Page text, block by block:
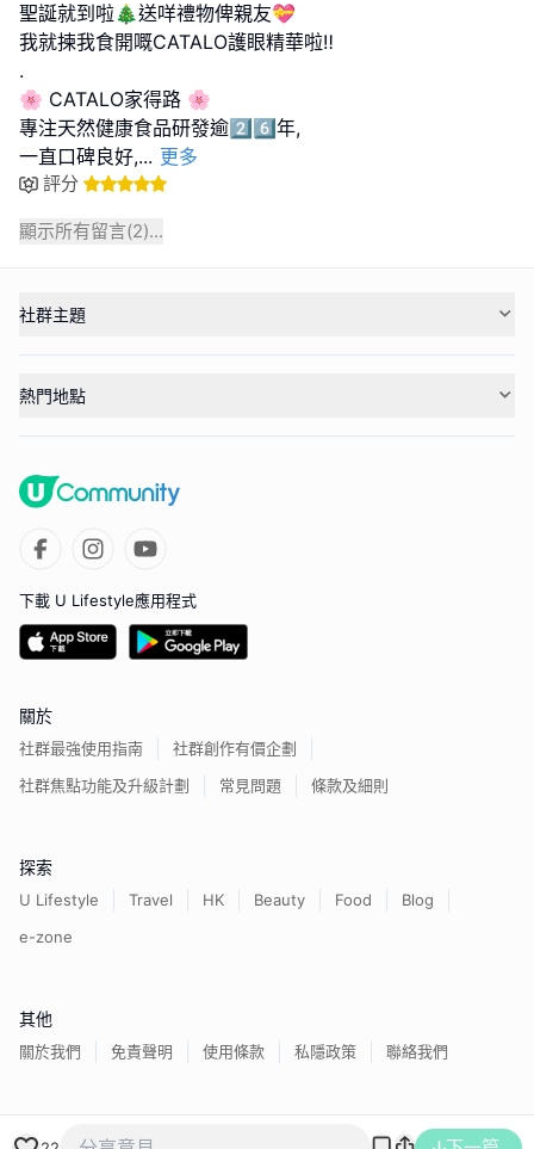
聖誕就到啦🎄送咩禮物俾親友💝
我就揀我食開嘅CATALO護眼精華啦‼️
.
🌸 CATALO家得路 🌸
專注天然健康食品研發逾2️⃣6️⃣年,
一直口碑良好,... 更多
評分
顯示所有留言(2)...
社群主題
熱門地點
下載 U Lifestyle應用程式
關於
社群最強使用指南
社群創作有價企劃
社群焦點功能及升級計劃
常見問題 條款及細則
探索
U Lifestyle Travel HK Beauty Food
Blog
e-zone
其他
關於我們 免責聲明 使用條款 私隱政策 聯絡我們
香港經濟日報版權所有©